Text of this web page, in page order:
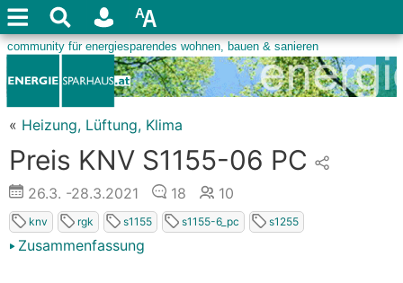
« Heizung, Lüftung, Klima
Preis KNV S1155-06 PC
26.3. -28.3.2021 18 10
knv rgk s1155 s1155-6_pc s1255
Zusammenfassung